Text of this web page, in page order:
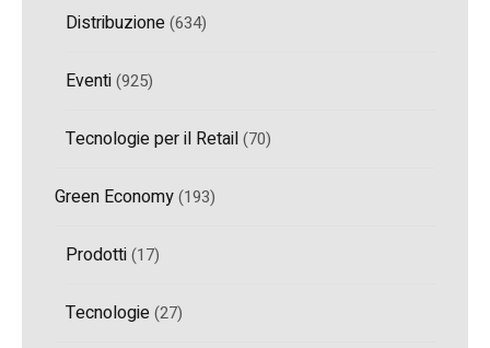
Distribuzione(634)
Eventi(925)
Tecnologie per il Retail(70)
Green Economy(193)
Prodotti(17)
Tecnologie(27)